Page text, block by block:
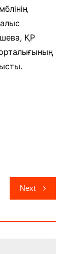
ҚР
Next